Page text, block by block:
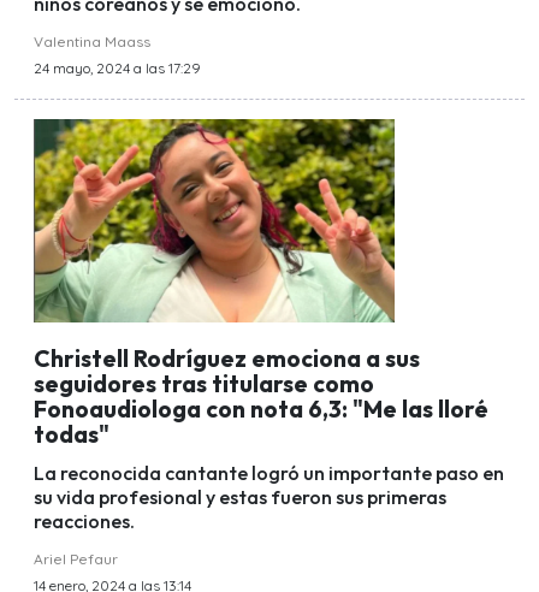
Valentina Maass
24 mayo, 2024 a las 17:29
Christell Rodríguez emociona a sus
seguidores tras titularse como
Fonoaudiologa con nota 6,3: "Me las lloré
todas"
La reconocida cantante logró un importante paso en
su vida profesional y estas fueron sus primeras
reacciones.
Ariel Pefaur
14 enero, 2024 a las 13:14